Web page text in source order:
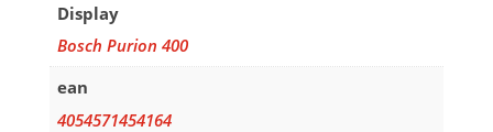
Display
Bosch Purion 400
ean
4054571454164